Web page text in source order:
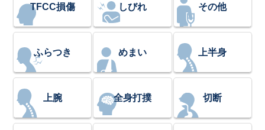
TFCC損傷 しびれ その他
ふらつき めまい 上半身
上腕 全身打撲 切断